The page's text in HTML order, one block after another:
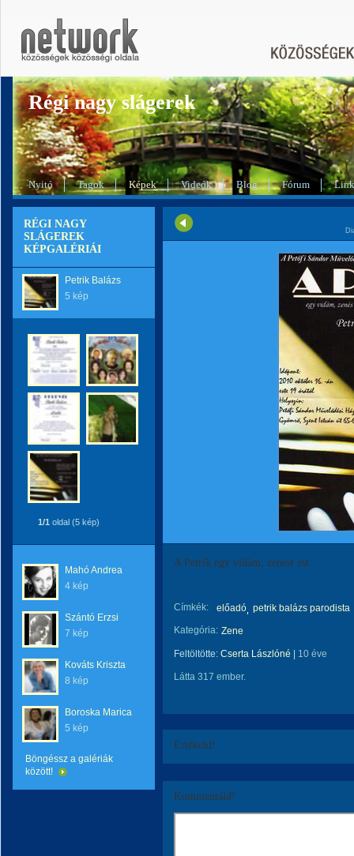
Régi nagy slágerek
Nyitó Tagok Képek Videók Blog Fórum
RÉGI NAGY
SLÁGEREK
KÉPGALÉRIÁI
Petrik Balázs
5 kép
1/1 oldal (5 kép)
Mahó Andrea
4 kép
Szántó Erzsi
7 kép
Kováts Kriszta
8 kép
Boroska Marica
5 kép
Böngéssz a galériák
között!
A Petrik egy vidám, zenést est
Címkék: előadó petrik balázs parodista
Kategória: Zene
Feltöltötte: Cserta Lászlóné 10 éve
Látta 317 ember.
Értékeld!
Kommentáld!